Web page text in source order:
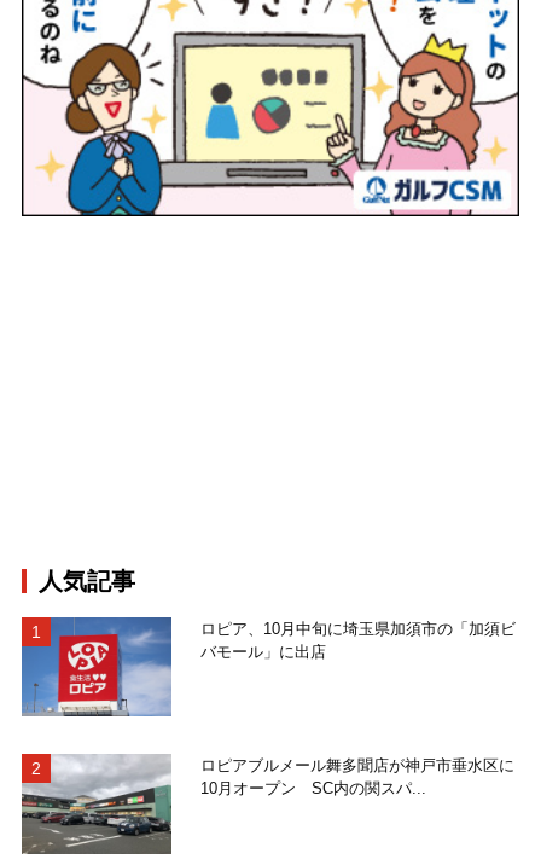
人気記事
ロピア、10月中旬に埼玉県加須市の「加須ビ
バモール」に出店
ロピアブルメール舞多聞店が神戸市垂水区に
10月オープン SC内の関スパ...